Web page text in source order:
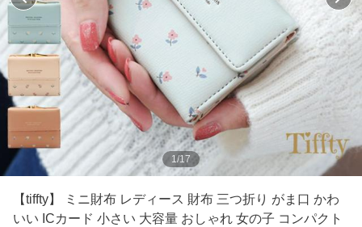
1/17
【tiffty】 ミニ財布 レディース 財布 三つ折り がま口 かわ
いい ICカード 小さい 大容量 おしゃれ 女の子 コンパクト